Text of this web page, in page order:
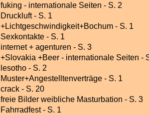
fuking - internationale Seiten - S. 2
Druckluft - S. 1
+Lichtgeschwindigkeit+Bochum - S. 1
Sexkontakte - S. 1
internet + agenturen - S. 3
+Slovakia +Beer - internationale Seiten -
lesotho - S. 2
Muster+Angestelltenverträge - S. 1
crack - S. 20
freie Bilder weibliche Masturbation - S. 3
Fahrradfest - S. 1